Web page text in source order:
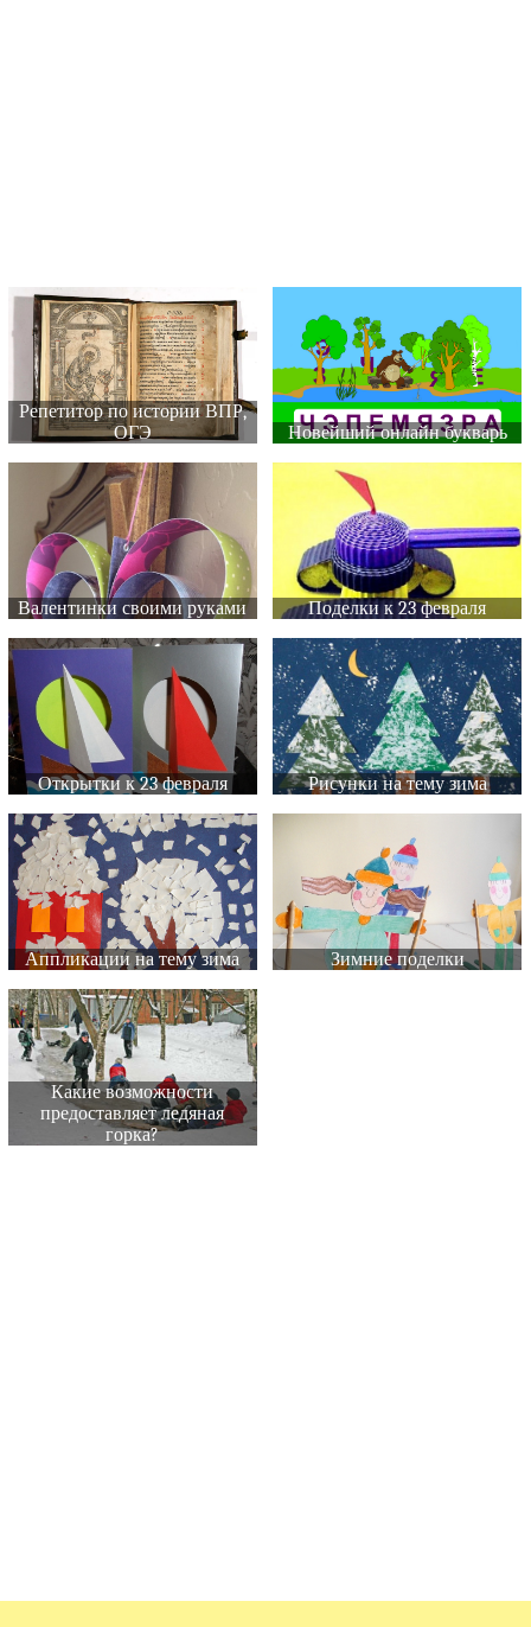
Репетитор по истории ВПР,
ОГЭ
Новейший онлайн букварь
Валентинки своими руками Поделки к 23 февраля
Открытки к 23 февраля Рисунки на тему зима
Аппликации на тему зима Зимние поделки
Какие возможности
предоставляет ледяная
горка?